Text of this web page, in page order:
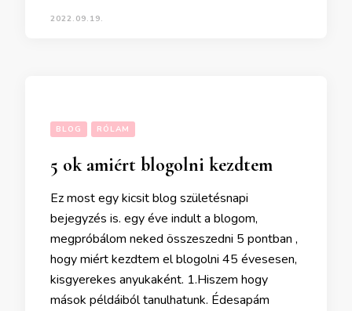
2022.09.19.
BLOG RÓLAM
5 ok amiért blogolni kezdtem
Ez most egy kicsit blog születésnapi
bejegyzés is. egy éve indult a blogom,
megpróbálom neked összeszedni 5 pontban ,
hogy miért kezdtem el blogolni 45 évesesen,
kisgyerekes anyukaként. 1.Hiszem hogy
mások példáiból tanulhatunk. Édesapám